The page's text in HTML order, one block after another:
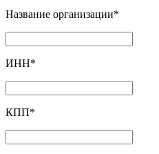
Название организации*
ИНН*
КПП*